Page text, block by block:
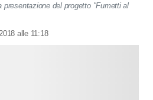
presentazione del progetto "Fumetti al
alle 11:18